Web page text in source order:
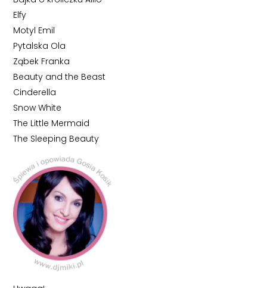
Elfy
Motyl Emil
Pytalska Ola
Ząbek Franka
Beauty and the Beast
Cinderella
Snow White
The Little Mermaid
The Sleeping Beauty